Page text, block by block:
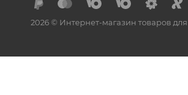
2026 © Интернет-магазин товаров